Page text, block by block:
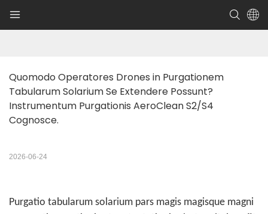
Quomodo Operatores Drones in Purgationem
Tabularum Solarium Se Extendere Possunt?
Instrumentum Purgationis AeroClean S2/S4
Cognosce.
2026-06-24
Purgatio tabularum solarium pars magis magisque magni